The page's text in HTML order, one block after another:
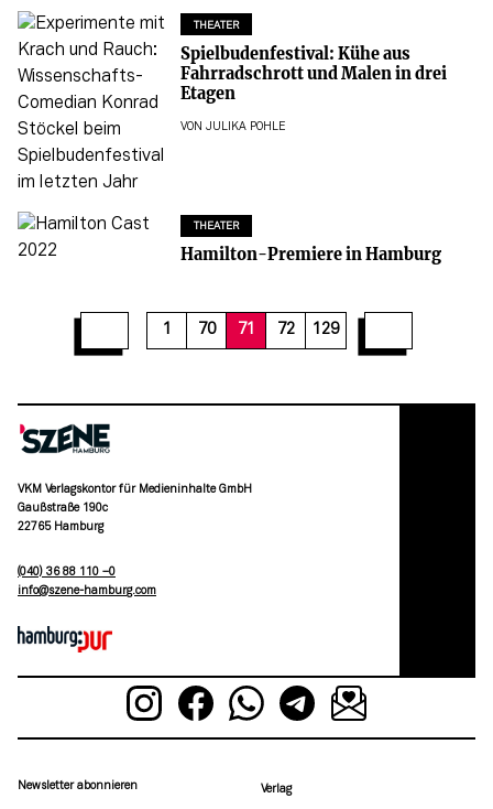
THEATER
Spielbudenfestival: Kühe aus
Fahrradschrott und Malen in drei
Etagen
VONJULIKA POHLE
THEATER
Hamilton-Premiere in Hamburg
1 70 71 72 129
77 7980 828384 85
VKM Verlagskontor für Medieninhalte GmbH
Gaußstraße 190c
22765 Hamburg
(040) 36 88 110 –0
moc.grubmah-enezs@ofni
Newsletter abonnieren Verlag